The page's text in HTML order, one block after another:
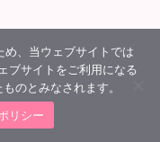
、当ウェブサイトでは
ブサイトをご利用になる
のとみなされます。
リシー